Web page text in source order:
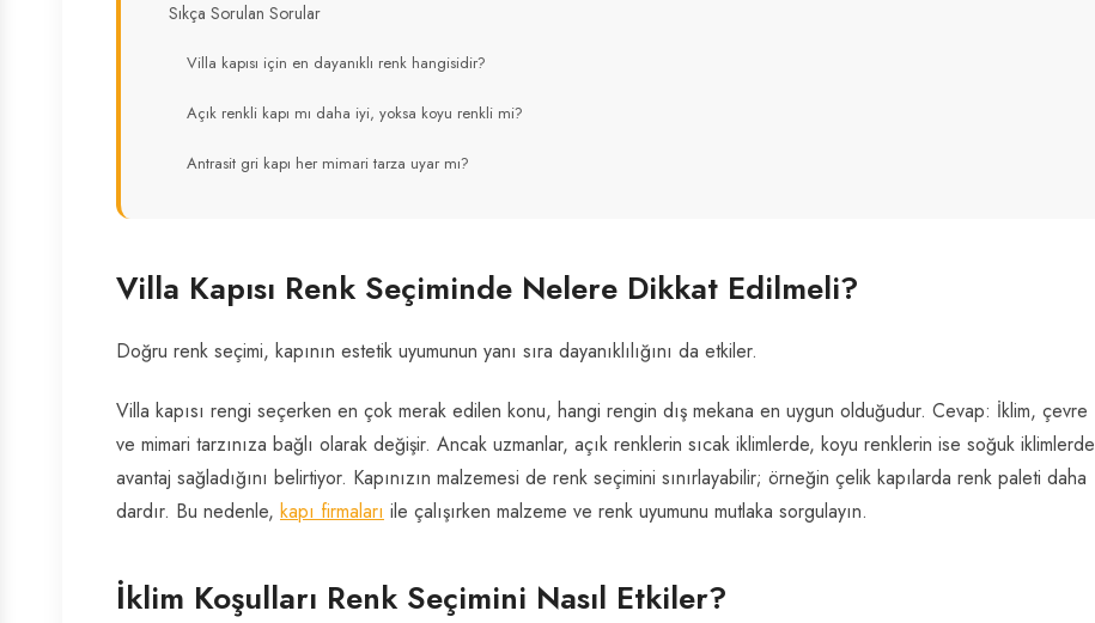
Sıkça Sorulan Sorular
Villa kapısı için en dayanıklı renk hangisidir?
Açık renkli kapı mı daha iyi, yoksa koyu renkli mi?
Antrasit gri kapı her mimari tarza uyar mı?
Villa Kapısı Renk Seçiminde Nelere Dikkat Edilmeli?
Doğru renk seçimi, kapının estetik uyumunun yanı sıra dayanıklılığını da etkiler.
Villa kapısı rengi seçerken en çok merak edilen konu, hangi rengin dış mekana en uygun olduğudur. Cevap: İklim, çevre
ve mimari tarzınıza bağlı olarak değişir. Ancak uzmanlar, açık renklerin sıcak iklimlerde, koyu renklerin ise soğuk iklimlerde
avantaj sağladığını belirtiyor. Kapınızın malzemesi de renk seçimini sınırlayabilir; örneğin çelik kapılarda renk paleti daha
dardır. Bu nedenle, kapı firmaları ile çalışırken malzeme ve renk uyumunu mutlaka sorgulayın.
İklim Koşulları Renk Seçimini Nasıl Etkiler?